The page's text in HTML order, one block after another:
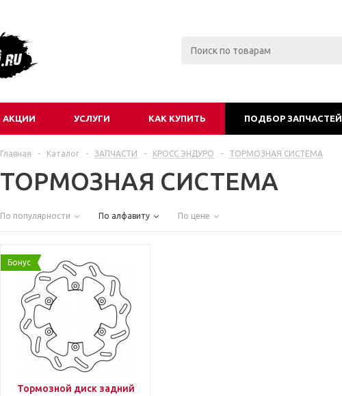
АКЦИИ УСЛУГИ КАК КУПИТЬ ПОДБОР ЗАПЧАСТЕЙ
Главная - Каталог - ЗАПЧАСТИ - КРОСС ЭНДУРО - ТОРМОЗНАЯ СИСТЕМА
ТОРМОЗНАЯ СИСТЕМА
По популярности По алфавиту По цене
Бонус
Тормозной диск задний